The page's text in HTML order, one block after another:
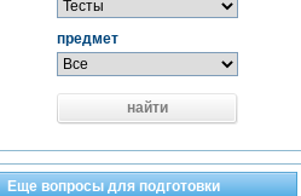
предмет
найти
Еще вопросы для подготовки